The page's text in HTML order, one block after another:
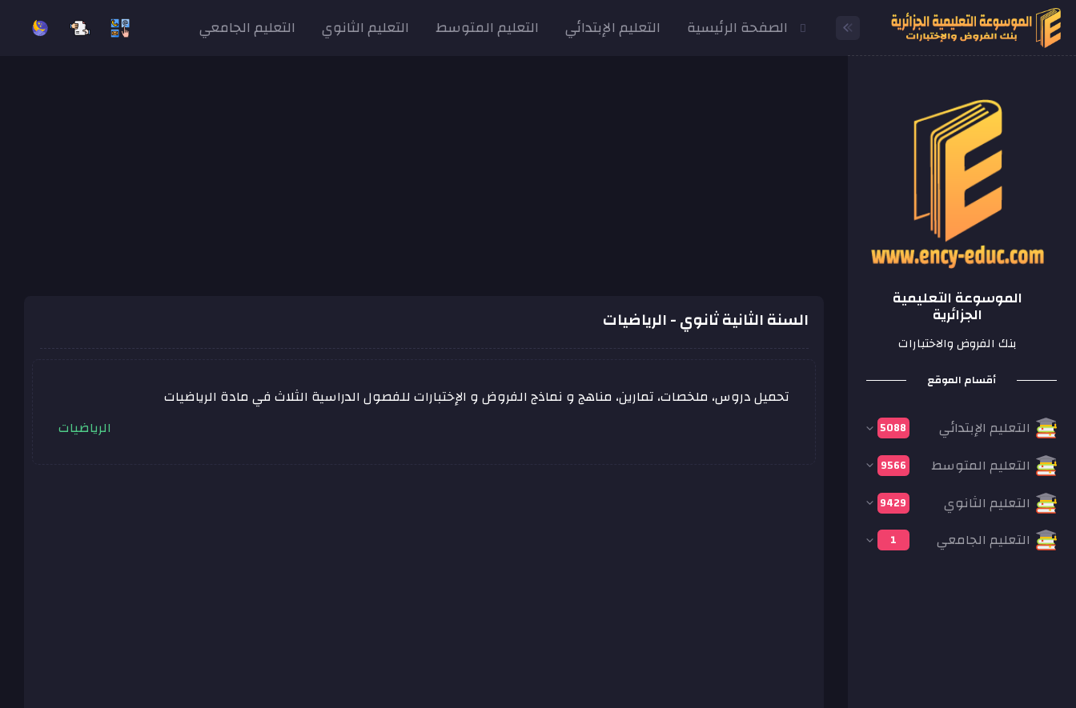
الصفحة الرئيسية التعليم الإبتدائي التعليم المتوسط التعليم الثانوي التعليم الجامعي
الموسوعة التعليمية
الجزائرية
بنك الفروض والاختبارات
أقسام الموقع
التعليم الإبتدائي 5088
التعليم المتوسط 9566
التعليم الثانوي 9429
التعليم الجامعي 1
السنة الثانية ثانوي - الرياضيات
تحميل دروس، ملخصات، تمارين، مناهج و نماذج الفروض و الإختبارات للفصول الدراسية الثلاث في مادة الرياضيات
الرياضيات